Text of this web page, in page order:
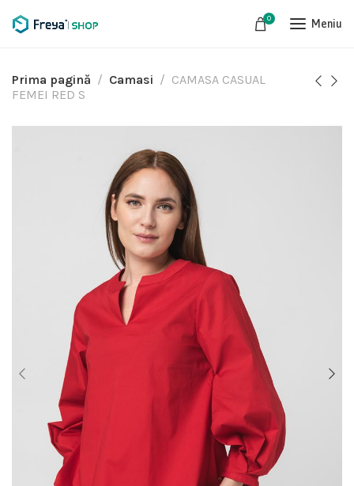
0 Meniu
Prima pagină Camasi
CAMASA CASUAL
FEMEI RED S